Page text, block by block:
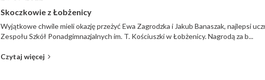
Skoczkowie z Łobżenicy
Wyjątkowe chwile mieli okazję przeżyć Ewa Zagrodzka i Jakub Banaszak, najlepsi
Zespołu Szkół Ponadgimnazjalnych im. T. Kościuszki w Łobżenicy. Nagrodą za b...
Czytaj więcej